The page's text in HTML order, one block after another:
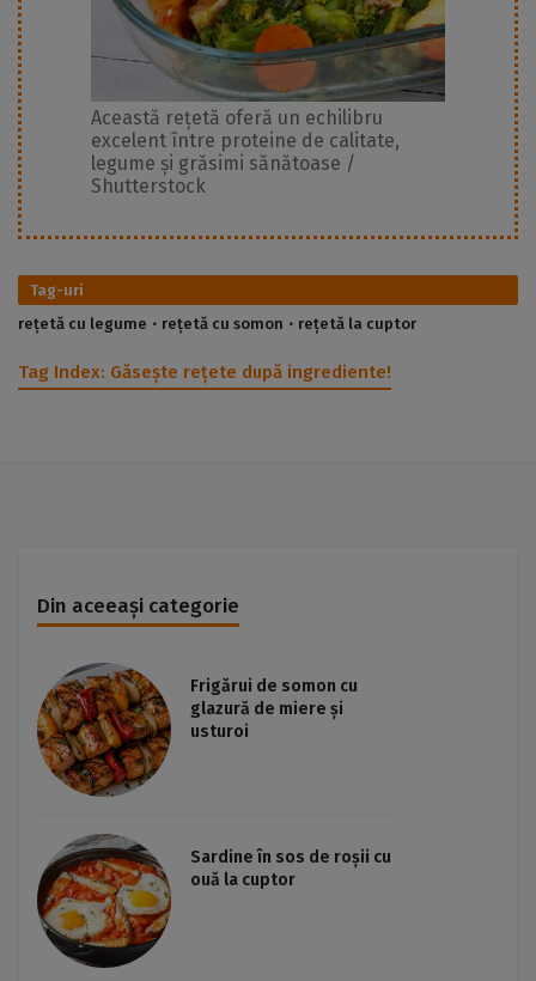
Această rețetă oferă un echilibru
excelent între proteine de calitate,
legume și grăsimi sănătoase /
Shutterstock
Tag-uri
rețetă cu legume
rețetă cu somon rețetă la cuptor
Tag Index: Găsește rețete după ingrediente!
Din aceeași categorie
Frigărui de somon cu
glazură de miere și
usturoi
Sardine în sos de roșii cu
ouă la cuptor